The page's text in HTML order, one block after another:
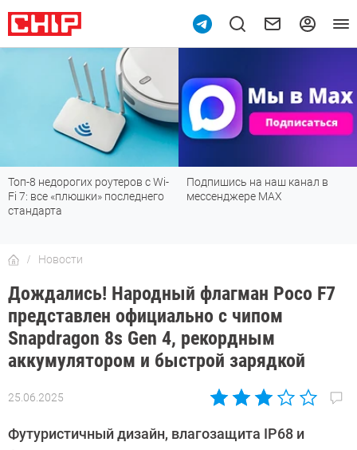
Топ-8 недорогих роутеров с Wi-
Fi 7: все «плюшки» последнего
стандарта
Подпишись на наш канал в
мессенджере МАХ
Новости
Дождались! Народный флагман Poco F7
представлен официально с чипом
Snapdragon 8s Gen 4, рекордным
аккумулятором и быстрой зарядкой
25.06.2025
Автор:
Довлатова
Футуристичный дизайн, влагозащита IP68 и